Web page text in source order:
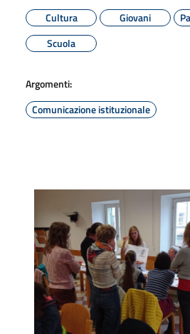
Cultura
Giovani
Scuola
Argomenti:
Comunicazione istituzionale